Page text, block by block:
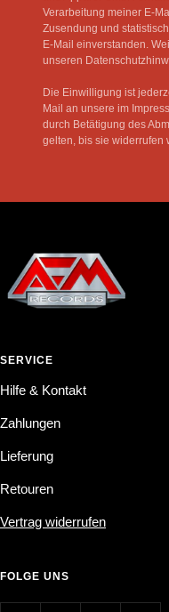
Verarbeitung meiner E-
Zusendung und
E-Mail einverstanden.
unseren
Die Einwilligung ist
Mail an unsere im
durch Betätigung des
gelten, bis sie widerrufen
SERVICE
Hilfe & Kontakt
Zahlungen
Lieferung
Retouren
Vertrag widerrufen
FOLGE UNS